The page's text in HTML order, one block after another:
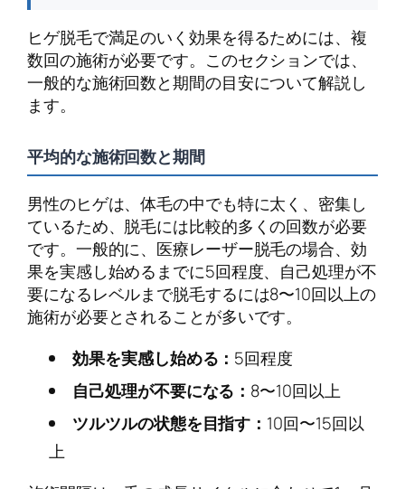
ヒゲ脱毛で満足のいく効果を得るためには、複
数回の施術が必要です。このセクションでは、
一般的な施術回数と期間の目安について解説し
ます。
平均的な施術回数と期間
男性のヒゲは、体毛の中でも特に太く、密集し
ているため、脱毛には比較的多くの回数が必要
です。一般的に、医療レーザー脱毛の場合、効
果を実感し始めるまでに5回程度、自己処理が不
要になるレベルまで脱毛するには8〜10回以上の
施術が必要とされることが多いです。
効果を実感し始める： 5回程度
自己処理が不要になる： 8〜10回以上
ツルツルの状態を目指す： 10回〜15回以
上